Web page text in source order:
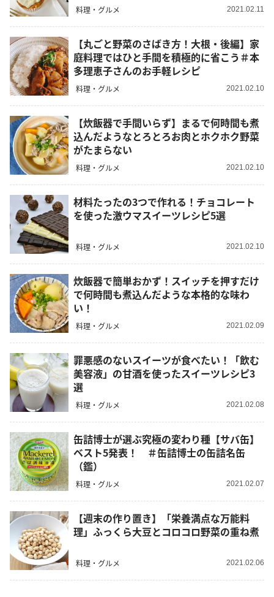
料理・グルメ 2021.02.11
【丸ごと野菜のさばき方！大根・後編】家
庭料理ではひと手間を積極的に省こう＃本
多理恵子さんのお手軽レシピ
料理・グルメ 2021.02.10
【炊飯器で手間いらず】まるで何時間も煮
込んだようなとろとろお肉とホクホク野菜
がたまらない
料理・グルメ 2021.02.10
材料たったの3つで作れる！チョコレート
を使った激ウマスイーツレシピ5選
料理・グルメ 2021.02.10
炊飯器で簡単おかず！スイッチを押すだけ
で何時間も煮込んだような本格的な味わ
い！
料理・グルメ 2021.02.09
罪悪感のないスイーツが食べたい！「飲む
美容液」の甘酒を使ったスイーツレシピ3
選
料理・グルメ 2021.02.08
缶詰博士が選ぶ究極の変わり種【サバ缶】
ベスト5発表！ ＃缶詰博士の缶詰名缶
（鑑）
料理・グルメ 2021.02.07
【週末の作り置き】「栄養満点な万能料
理」ふっくら大豆とコロコロ野菜の重ね煮
料理・グルメ 2021.02.06